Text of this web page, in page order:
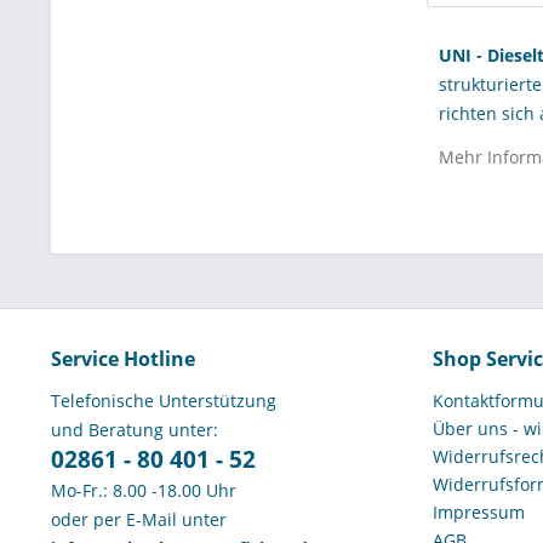
UNI -
strukturierte
richten sich
stationärer
Gebäuden.
UNI -
Was
Mehr
Service Hotline
Telefonische Unterstützung
und Beratung unter:
02861 - 80 401 - 52
Mo-Fr.: 8.00 -18.00 Uhr
oder per E-Mail unter
Shop
Über uns -
Impressum